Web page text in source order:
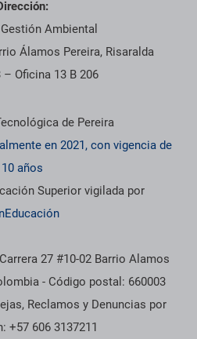
Ambiental
Álamos Pereira, Risaralda
– Oficina 13 B 206
de Pereira
en 2021, con vigencia de
10 años
Superior vigilada por
27 #10-02 Barrio Alamos
- Código postal: 660003
Reclamos y Denuncias por
+57 606 3137211